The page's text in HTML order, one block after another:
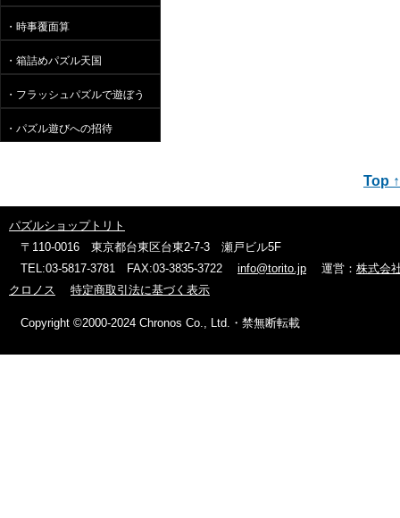
・時事覆面算
・箱詰めパズル天国
・フラッシュパズルで遊ぼう
・パズル遊びへの招待
Top ↑
パズルショップトリト
〒110-0016 東京都台東区台東2-7-3 瀬戸ビル5F
TEL:03-5817-3781 FAX:03-3835-3722 info@torito.jp 運営： 株式会
クロノス
特定商取引法に基づく表示
Copyright ©2000-2024 Chronos Co., Ltd.・禁無断転載